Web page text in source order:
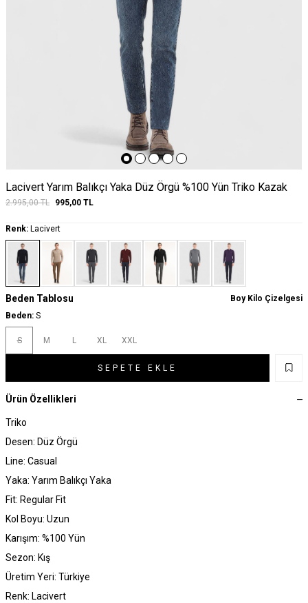
Lacivert Yarım Balıkçı Yaka Düz Örgü %100 Yün Triko Kazak
2.995,00TL 995,00 TL
Renk: Lacivert
Beden Tablosu
Boy Kilo Çizelgesi
Beden: S
S M L XL XXL
SEPETE EKLE
Ürün Özellikleri
Triko
Desen: Düz Örgü
Line: Casual
Yaka: Yarım Balıkçı Yaka
Fit: Regular Fit
Kol Boyu: Uzun
Karışım: %100 Yün
Sezon: Kış
Üretim Yeri: Türkiye
Renk: Lacivert